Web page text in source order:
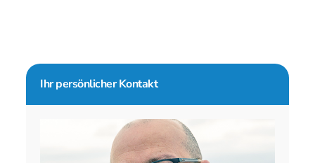
Seitenspalte
Ihr persönlicher Kontakt